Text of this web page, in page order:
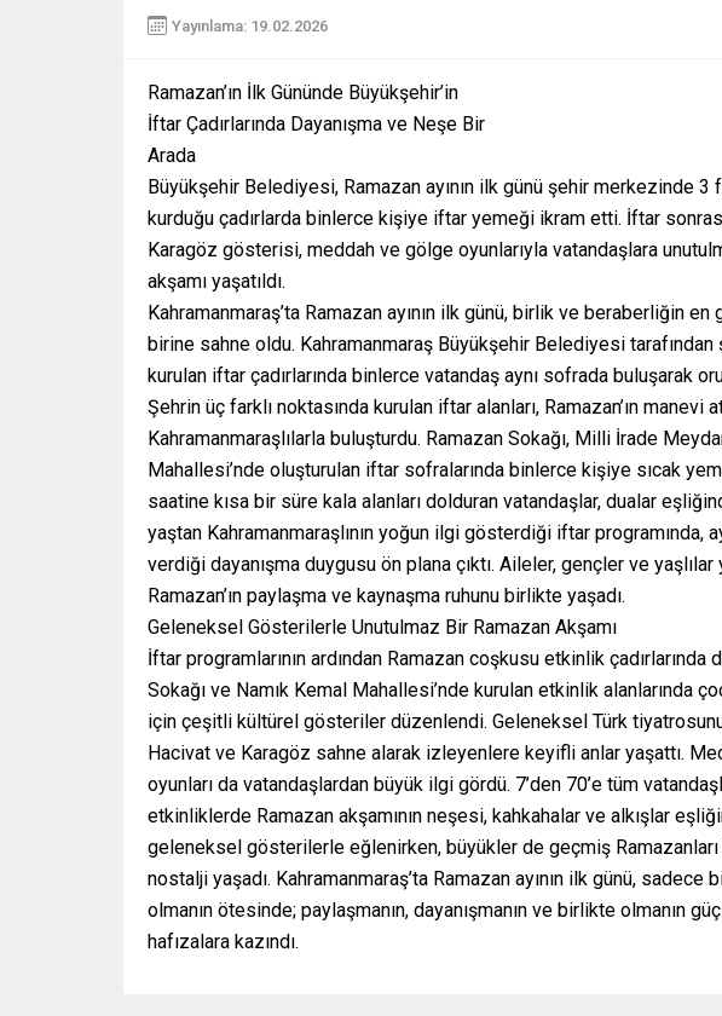
Yayınlama: 19.02.2026
Ramazan’ın İlk Gününde Büyükşehir’in
İftar Çadırlarında Dayanışma ve Neşe Bir
Arada
Büyükşehir Belediyesi, Ramazan ayının ilk günü şehir merkezinde 3
kurduğu çadırlarda binlerce kişiye iftar yemeği ikram etti. İftar
Karagöz gösterisi, meddah ve gölge oyunlarıyla vatandaşlara
akşamı yaşatıldı.
Kahramanmaraş’ta Ramazan ayının ilk günü, birlik ve beraberliğin
birine sahne oldu. Kahramanmaraş Büyükşehir Belediyesi
kurulan iftar çadırlarında binlerce vatandaş aynı sofrada buluşarak
Şehrin üç farklı noktasında kurulan iftar alanları, Ramazan’ın manevi
Kahramanmaraşlılarla buluşturdu. Ramazan Sokağı, Milli İrade
Mahallesi’nde oluşturulan iftar sofralarında binlerce kişiye sıcak
saatine kısa bir süre kala alanları dolduran vatandaşlar, dualar
yaştan Kahramanmaraşlının yoğun ilgi gösterdiği iftar programında,
verdiği dayanışma duygusu ön plana çıktı. Aileler, gençler ve yaşlılar
Ramazan’ın paylaşma ve kaynaşma ruhunu birlikte yaşadı.
Geleneksel Gösterilerle Unutulmaz Bir Ramazan Akşamı
İftar programlarının ardından Ramazan coşkusu etkinlik çadırlarında
Sokağı ve Namık Kemal Mahallesi’nde kurulan etkinlik alanlarında
için çeşitli kültürel gösteriler düzenlendi. Geleneksel Türk
Hacivat ve Karagöz sahne alarak izleyenlere keyifli anlar yaşattı.
oyunları da vatandaşlardan büyük ilgi gördü. 7’den 70’e tüm
etkinliklerde Ramazan akşamının neşesi, kahkahalar ve alkışlar
geleneksel gösterilerle eğlenirken, büyükler de geçmiş Ramazanları
nostalji yaşadı. Kahramanmaraş’ta Ramazan ayının ilk günü, sadece
olmanın ötesinde; paylaşmanın, dayanışmanın ve birlikte olmanın
hafızalara kazındı.